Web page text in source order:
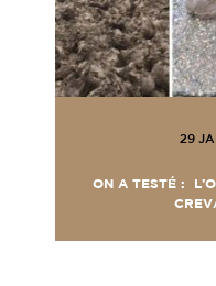
29
ON A TESTÉ :